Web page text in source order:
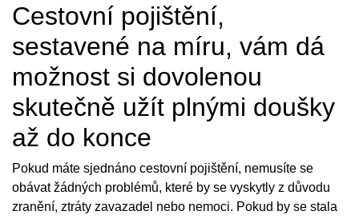
Cestovní pojištění,
sestavené na míru, vám dá
možnost si dovolenou
skutečně užít plnými doušky
až do konce
Pokud máte sjednáno cestovní pojištění, nemusíte se
obávat žádných problémů, které by se vyskytly z důvodu
zranění, ztráty zavazadel nebo nemoci. Pokud by se stala